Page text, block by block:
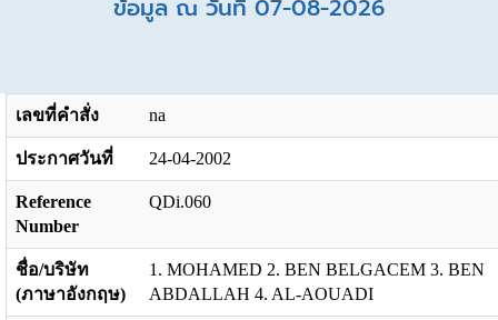
ข้อมูล ณ วันที่ 07-08-2026
เลขที่คำสั่ง na
ประกาศวันที่ 24-04-2002
Reference
Number
QDi.060
ชื่อ/บริษัท
(ภาษาอังกฤษ)
1. MOHAMED 2. BEN BELGACEM 3. BEN
ABDALLAH 4. AL-AOUADI